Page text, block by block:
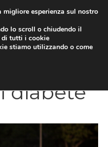
per
diabete
esperienza sul nostro
lo scroll o chiudendo il
di tutti i cookie
stiamo utilizzando o come